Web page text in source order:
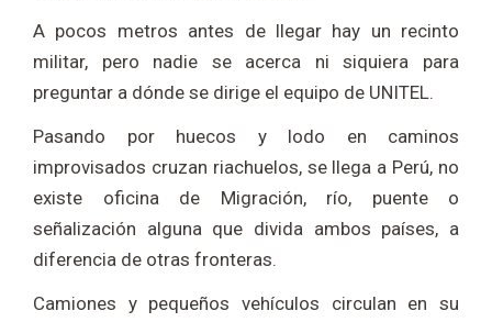
A pocos metros antes de llegar hay un recinto
militar, pero nadie se acerca ni siquiera para
preguntar a dónde se dirige el equipo de UNITEL.
Pasando por huecos y lodo en caminos
improvisados cruzan riachuelos, se llega a Perú, no
existe oficina de Migración, río, puente o
señalización alguna que divida ambos países, a
diferencia de otras fronteras.
Camiones y pequeños vehículos circulan en su